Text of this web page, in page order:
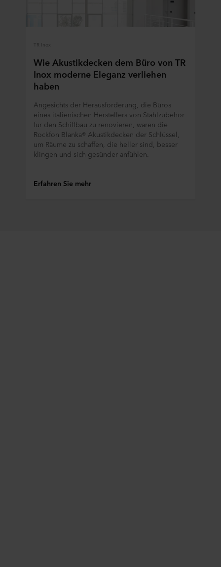
Abschnitt "Über" und über unsere Verarbeitung
welches ROCKWOOL Unternehmen für die Verarbeitung
TR Inox
Wie Akustikdecken dem Büro von TR
Inox moderne Eleganz verliehen
haben
Angesichts der Herausforderung, die Büros
eines italienischen Herstellers von Stahlzubehör
für den Schiffbau zu renovieren, waren die
Rockfon Blanka® Akustikdecken der Schlüssel,
um Räume zu schaffen, die heller sind, besser
klingen und sich gesünder anfühlen.
Erfahren Sie mehr